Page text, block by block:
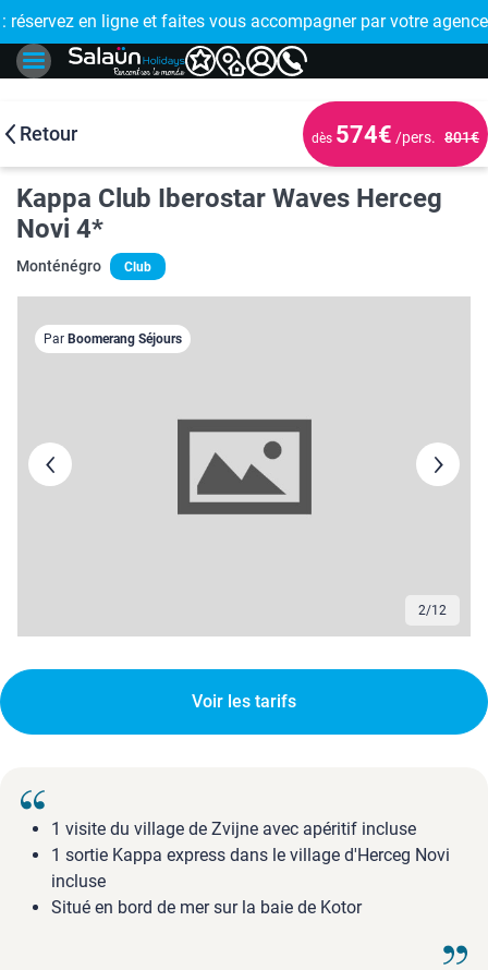
!
: réservez en ligne et faites vous accompagner par votre
🤩
Retour dès 574€ /pers. 801€
Kappa Club Iberostar Waves Herceg
Novi 4*
Monténégro Club
2/12
Par Boomerang Séjours
Voir les tarifs
1 visite du village de Zvijne avec apéritif incluse
1 sortie Kappa express dans le village d'Herceg Novi
incluse
Situé en bord de mer sur la baie de Kotor